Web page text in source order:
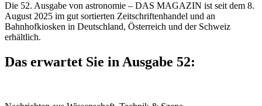
Die 52. Ausgabe von astronomie – DAS MAGAZIN ist seit dem 8.
August 2025 im gut sortierten Zeitschriftenhandel und an
Bahnhofkiosken in Deutschland, Österreich und der Schweiz
erhältlich.
Das erwartet Sie in Ausgabe 52: